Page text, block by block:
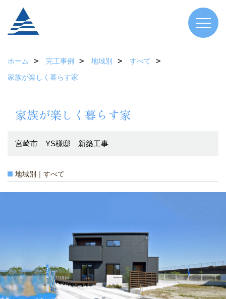
ホーム 完工事例 地域別
すべて
家族が楽しく暮らす家
家族が楽しく暮らす家
宮崎市 YS様邸 新築工事
地域別｜すべて